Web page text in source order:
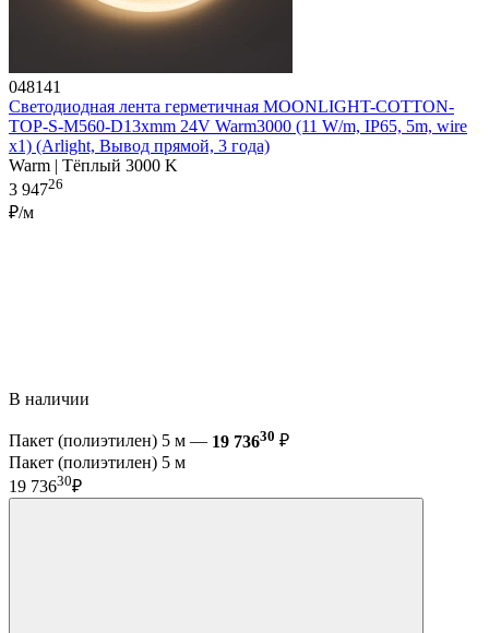
048141
Светодиодная лента герметичная MOONLIGHT-COTTON-
TOP-S-M560-D13xmm 24V Warm3000 (11 W/m, IP65, 5m, wire
x1) (Arlight, Вывод прямой, 3 года)
Warm | Тёплый 3000 K
3 94726
₽/м
В наличии
Пакет (полиэтилен) 5 м — 19 73630 ₽
Пакет (полиэтилен) 5 м
19 73630₽